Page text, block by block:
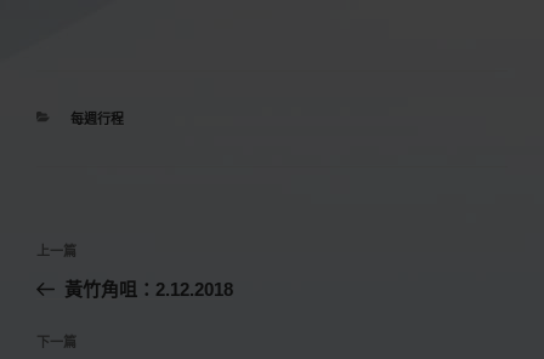
分
每週行程
文
覽
上
一
文
上一篇
黃竹角咀：2.12.2018
下下一篇